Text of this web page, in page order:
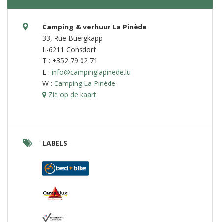
Camping & verhuur La Pinède
33, Rue Buergkapp
L-6211 Consdorf
T : +352 79 02 71
E : info@campinglapinede.lu
W : Camping La Pinède
Zie op de kaart
LABELS